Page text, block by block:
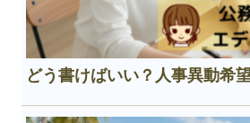
どう書けばいい？人事異動希